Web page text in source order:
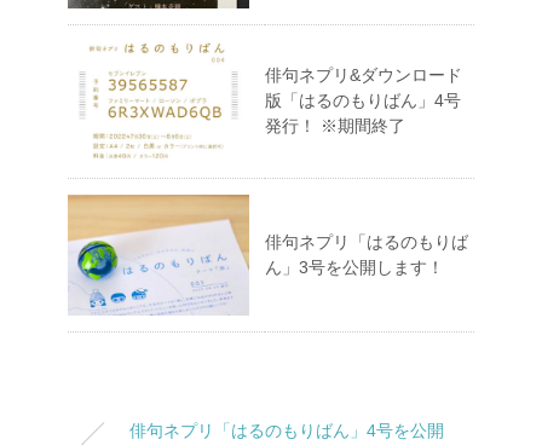
俳句ネプリ&ダウンロード
版「はるのもりばん」4号
発行！ ※期間終了
俳句ネプリ「はるのもりば
ん」3号を公開します！
俳句ネプリ「はるのもりばん」4号を公開